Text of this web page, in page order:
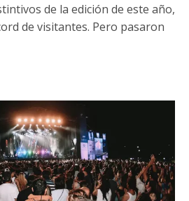
de la edición de este año,
de visitantes. Pero pasaron